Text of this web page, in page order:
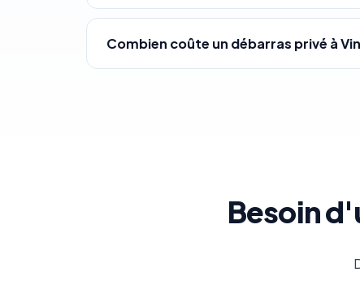
Combien coûte un débarras privé à
Besoin